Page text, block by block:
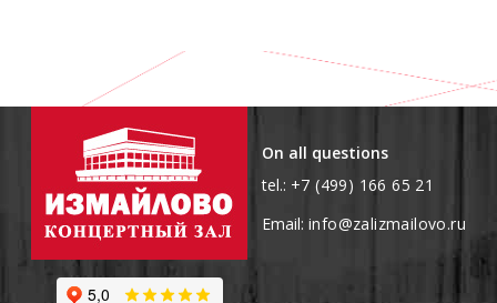
On all questions
tel.: +7 (499) 166 65 21
Email: info@zalizmailovo.ru